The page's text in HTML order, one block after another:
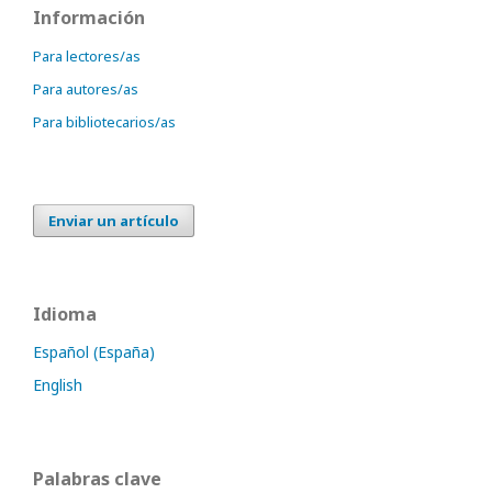
Información
Para lectores/as
Para autores/as
Para bibliotecarios/as
Enviar un artículo
Idioma
Español (España)
English
Palabras clave